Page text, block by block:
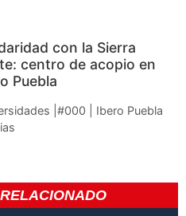
con la Sierra
centro de acopio en
Puebla
|#000 | Ibero Puebla